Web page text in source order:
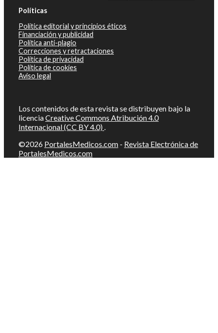
Políticas
Política editorial y principios éticos
Financiación y publicidad
Política anti-plagio
Correcciones y retractaciones
Política de privacidad
Política de cookies
Aviso legal
Los contenidos de esta revista se distribuyen bajo la
licenciaCreative Commons Atribución 4.0
Internacional (CC BY 4.0) .
©2026 PortalesMedicos.com - Revista Electrónica de
PortalesMedicos.com